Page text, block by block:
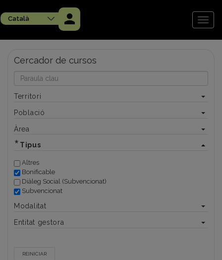
al
contingut
Català
Cercador de cursos
Territori
Població
Àrea
Tipus
Altres
Bonificable
Diàleg Social (Subvencionat)
Subvencionat
Modalitat
Entitat gestora
REINICIAR